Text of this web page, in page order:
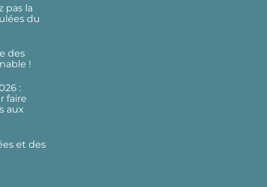
pas la
du
des
!
:
faire
aux
et des